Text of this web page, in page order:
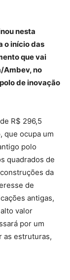
nesta
o início das
que vai
Ambev, no
de inovação
R$ 296,5
que ocupa um
polo
quadrados de
da
de
antigas,
valor
por um
as estruturas,